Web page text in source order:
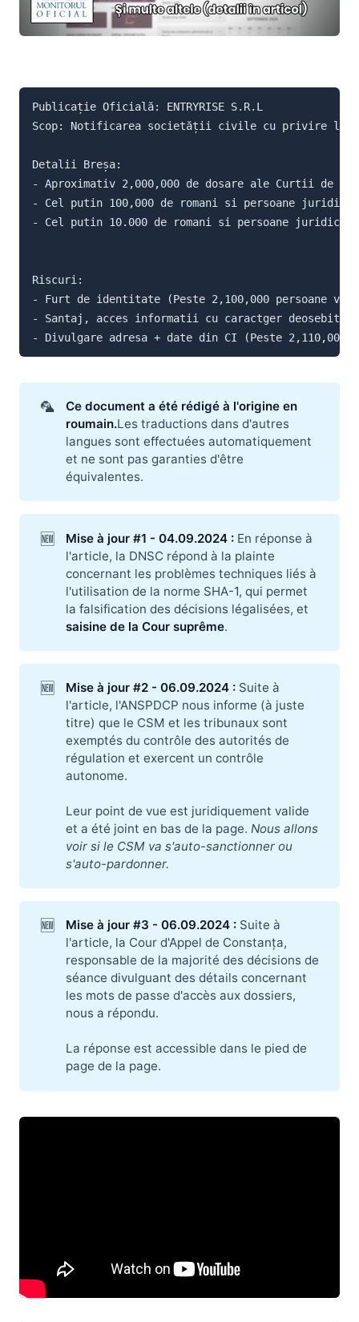
Le système judiciaire, vulnérable au piratage. Le
Publicație Oficială: ENTRYRISE S.R.L
Scop: Notificarea societății civile cu privire la
Detalii Breșa:
- Aproximativ 2,000,000 de dosare ale Curtii de
- Cel putin 100,000 de romani si persoane
- Cel putin 10.000 de romani si persoane juridice
Riscuri:
- Furt de identitate (Peste 2,100,000 persoane
- Santaj, acces informatii cu caractger deosebit
- Divulgare adresa + date din CI (Peste 2,110,000
🦜
Ce document a été rédigé à l'origine en
roumain.Les traductions dans d'autres
langues sont effectuées automatiquement
et ne sont pas garanties d'être
équivalentes.
🆕 Mise à jour #1 - 04.09.2024 : En réponse à
l'article, la DNSC répond à la plainte
concernant les problèmes techniques liés à
l'utilisation de la norme SHA-1, qui permet
la falsification des décisions légalisées, et
saisine de la Cour suprême.
🆕 Mise à jour #2 - 06.09.2024 : Suite à
l'article, l'ANSPDCP nous informe (à juste
titre) que le CSM et les tribunaux sont
exemptés du contrôle des autorités de
régulation et exercent un contrôle
autonome.
Leur point de vue est juridiquement valide
et a été joint en bas de la page.Nous allons
voir si le CSM va s'auto-sanctionner ou
s'auto-pardonner.
🆕 Mise à jour #3 - 06.09.2024 : Suite à
l'article, la Cour d'Appel de Constanța,
responsable de la majorité des décisions de
séance divulguant des détails concernant
les mots de passe d'accès aux dossiers,
nous a répondu.
La réponse est accessible dans le pied de
page de la page.